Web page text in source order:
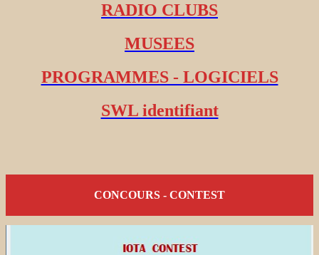
RADIO CLUBS
MUSEES
PROGRAMMES - LOGICIELS
SWL identifiant
CONCOURS - CONTEST